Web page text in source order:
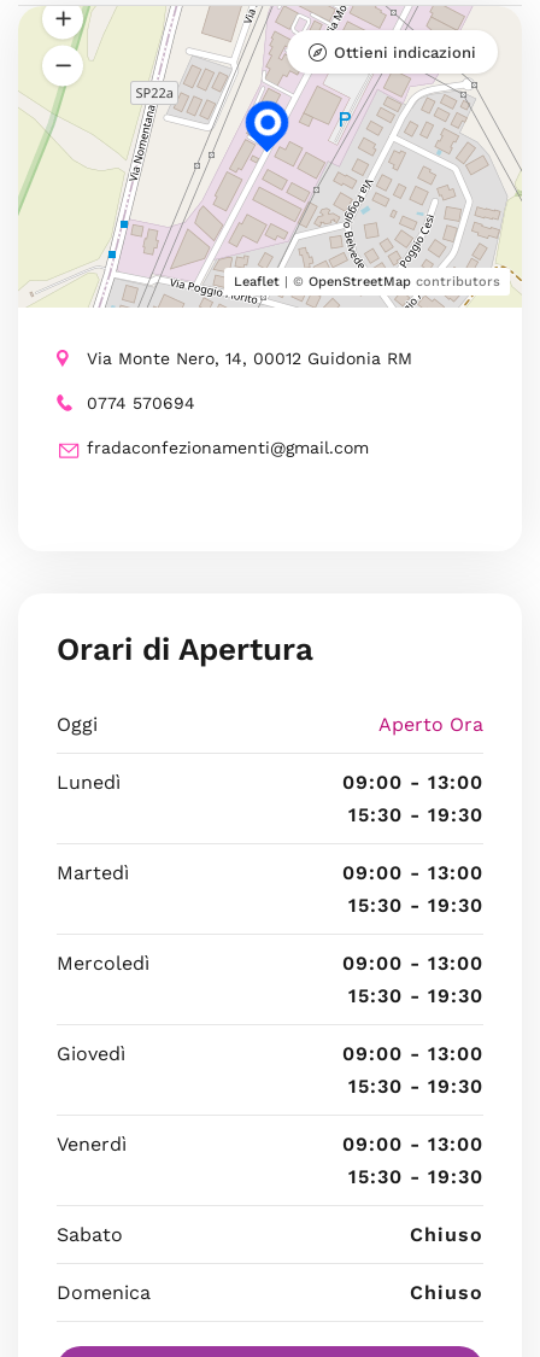
Leaflet | © OpenStreetMap contributors
Ottieni indicazioni
Via Monte Nero, 14, 00012 Guidonia RM
0774 570694
fradaconfezionamenti@gmail.com
Orari di Apertura
Oggi Aperto Ora
Lunedì
09:00 - 13:00
15:30 - 19:30
Martedì
09:00 - 13:00
15:30 - 19:30
Mercoledì
09:00 - 13:00
15:30 - 19:30
Giovedì
09:00 - 13:00
15:30 - 19:30
Venerdì
09:00 - 13:00
15:30 - 19:30
Sabato Chiuso
Domenica Chiuso